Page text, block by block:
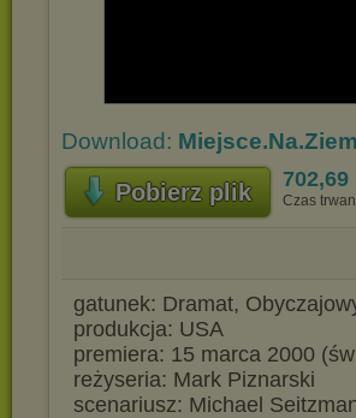
Download:
Pobierz plik 702,69
Czas
gatunek: Dramat,
produkcja: USA
premiera: 15 marca 2000
reżyseria: Mark Piznarski
scenariusz: Michael